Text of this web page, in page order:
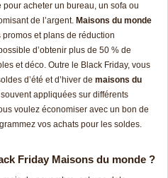
pour acheter un bureau, un sofa ou
de l’argent. Maisons du monde
et plans de réduction
d’obtenir plus de 50 % de
et déco. Outre le Black Friday, vous
d’été et d’hiver de maisons du
appliquées sur différents
voulez économiser avec un bon de
vos achats pour les soldes.
Friday Maisons du monde ?